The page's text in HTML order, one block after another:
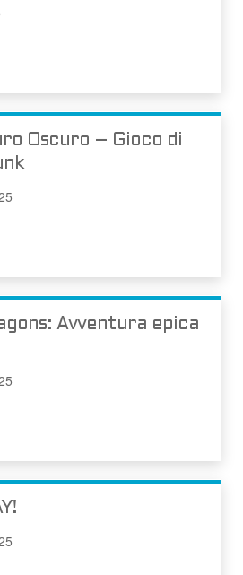
Oscuro – Gioco di
Avventura epica